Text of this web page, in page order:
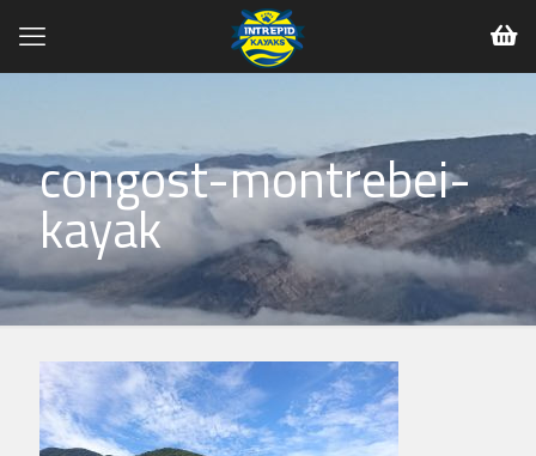
congost-montrebei-
kayak